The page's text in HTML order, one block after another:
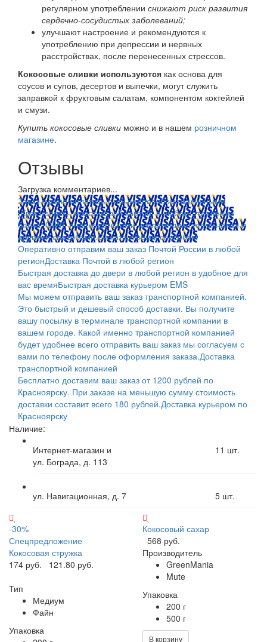
регулярном употреблении снижают риск развития
сердечно-сосудистых заболеваний;
улучшают настроение и рекомендуются к
употреблению при депрессии и нервных
расстройствах, после перенесенных стрессов.
Кокосовые сливки используются как основа для
соусов и супов, десертов и выпечки, могут служить
заправкой к фруктовым салатам, компонентом коктейлей
и смузи.
Купить кокосовые сливки можно и в нашем розничном
магазине.
Отзывы
Загрузка комментариев...
Заказ можно оплатить любым способом: наличными
(Красноярск); пластиковой картой; в любом отделении
банка; QIWI, яндекс.деньгами; в платежных терминалах и
другими способами.Оплата любым способом
Оперативно отправим ваш заказ Почтой России в любой
регионДоставка Почтой в любой регион
Быстрая доставка до двери в любой регион в удобное для
вас времяБыстрая доставка курьером EMS
Мы можем отправить ваш заказ транспортной компанией.
Это быстрый и дешевый способ доставки. Вы получите
вашу посылку в терминале транспортной компании в
вашем городе. Какой именно транспортной компанией
будет удобнее всего отправить ваш заказ мы согласуем с
вами по телефону после оформления заказа.Доставка
транспортной компанией
Бесплатно доставим ваш заказ от 1200 рублей по
Красноярску. При заказе на меньшую сумму стоимость
доставки составит всего 180 рублей.Доставка курьером по
Красноярску
Наличие:
Интернет-магазин и
ул. Бограда, д. 113
11 шт.
ул. Навигационная, д. 7 5 шт.
-30%
Спецпредложение
Кокосовая стружка
174 руб.
121.80 руб.
Тип
Медиум
Файн
Упаковка
Кокосовый сахар
568 руб.
Производитель
GreenMania
Mute
Упаковка
200 г
500 г
В корзину